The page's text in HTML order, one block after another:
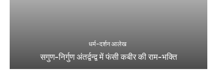
धर्म-दर्शन आलेख
सगुण-निर्गुण अंतर्द्वन्द्व में फंसी कबीर की राम-भक्ति